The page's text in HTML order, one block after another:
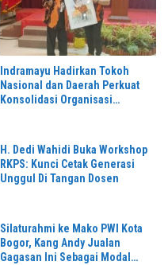
Indramayu Hadirkan Tokoh
Nasional dan Daerah Perkuat
Konsolidasi Organisasi
H. Dedi Wahidi Buka Workshop
RKPS: Kunci Cetak Generasi
Unggul Di Tangan Dosen
Silaturahmi ke Mako PWI Kota
Bogor, Kang Andy Jualan
Gagasan Ini Sebagai Modal